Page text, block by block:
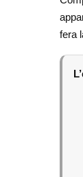
fera